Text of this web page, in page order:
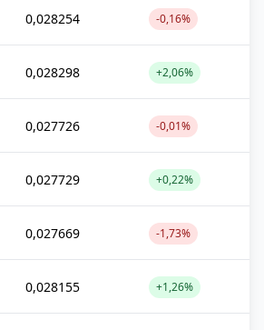
0,028254 -0,16%
0,028298 +2,06%
0,027726 -0,01%
0,027729 +0,22%
0,027669 -1,73%
0,028155 +1,26%